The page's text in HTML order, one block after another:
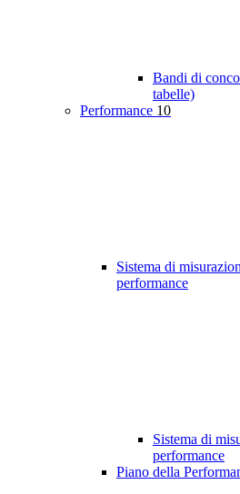
Bandi di
tabelle)
Performance 10
Sistema di
performance
Sistema di
performance
Piano della